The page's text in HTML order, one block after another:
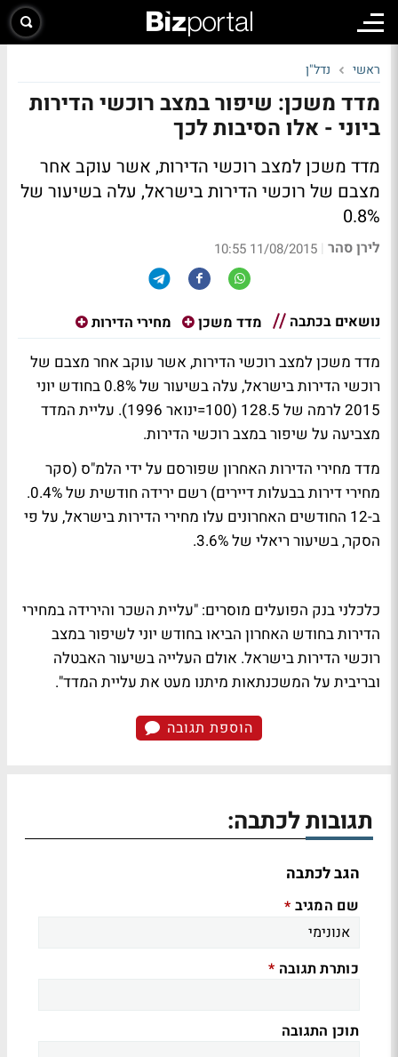
ראשי נדל"ן
מדד משכן: שיפור במצב רוכשי הדירות
ביוני - אלו הסיבות לכך
מדד משכן למצב רוכשי הדירות, אשר עוקב אחר
מצבם של רוכשי הדירות בישראל, עלה בשיעור של
0.8%
לירן סהר |
11/08/2015 10:55
נושאים בכתבה מדד משכן מחירי הדירות
מדד משכן למצב רוכשי הדירות, אשר עוקב אחר מצבם של
רוכשי הדירות בישראל, עלה בשיעור של 0.8% בחודש יוני
2015 לרמה של 128.5 (100=ינואר 1996). עליית המדד
מצביעה על שיפור במצב רוכשי הדירות.
מדד מחירי הדירות האחרון שפורסם על ידי הלמ"ס (סקר
מחירי דירות בבעלות דיירים) רשם ירידה חודשית של 0.4%.
ב-12 החודשים האחרונים עלו מחירי הדירות בישראל, על פי
הסקר, בשיעור ריאלי של 3.6%.
כלכלני בנק הפועלים מוסרים: "עליית השכר והירידה במחירי
הדירות בחודש האחרון הביאו בחודש יוני לשיפור במצב
רוכשי הדירות בישראל. אולם העלייה בשיעור האבטלה
ובריבית על המשכנתאות מיתנו מעט את עליית המדד".
הוספת תגובה
תגובות לכתבה:
הגב לכתבה
שם המגיב *
כותרת תגובה *
תוכן התגובה